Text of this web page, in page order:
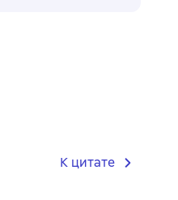
К цитате